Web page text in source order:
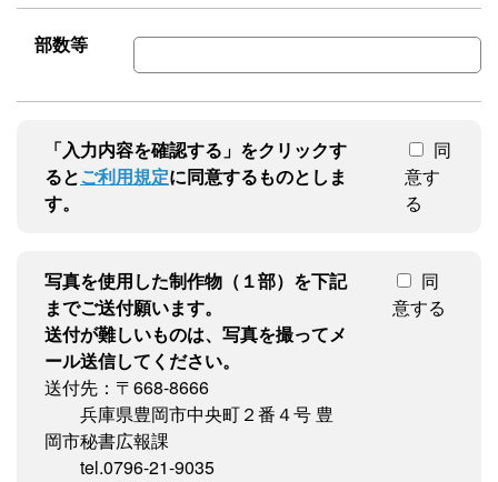
部数等
「入力内容を確認する」をクリックす
るとご利用規定に同意するものとしま
す。
同
意す
る
写真を使用した制作物（１部）を下記
までご送付願います。
送付が難しいものは、写真を撮ってメ
ール送信してください。
送付先：〒668-8666
兵庫県豊岡市中央町２番４号 豊
岡市秘書広報課
tel.0796-21-9035
同
意する